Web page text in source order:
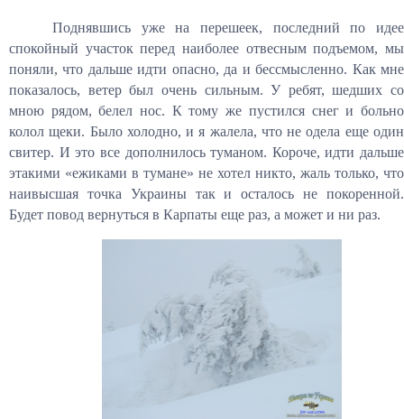
Поднявшись уже на перешеек, последний по идее
спокойный участок перед наиболее отвесным подъемом, мы
поняли, что дальше идти опасно, да и бессмысленно. Как мне
показалось, ветер был очень сильным. У ребят, шедших со
мною рядом, белел нос. К тому же пустился снег и больно
колол щеки. Было холодно, и я жалела, что не одела еще один
свитер. И это все дополнилось туманом. Короче, идти дальше
этакими «ежиками в тумане» не хотел никто, жаль только, что
наивысшая точка Украины так и осталось не покоренной.
Будет повод вернуться в Карпаты еще раз, а может и ни раз.